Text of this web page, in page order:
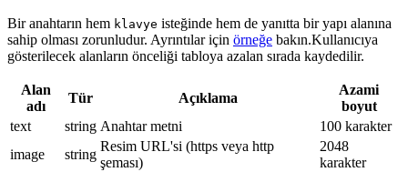
Bir anahtarın hem klavye isteğinde hem de yanıtta bir yapı alanına
sahip olması zorunludur. Ayrıntılar için örneğe bakın.Kullanıcıya
gösterilecek alanların önceliği tabloya azalan sırada kaydedilir.
Alan
adı
Tür Açıklama
Azami
boyut
text
string Anahtar metni
100 karakter
image
string
Resim URL'si (https veya http
şeması)
2048
karakter